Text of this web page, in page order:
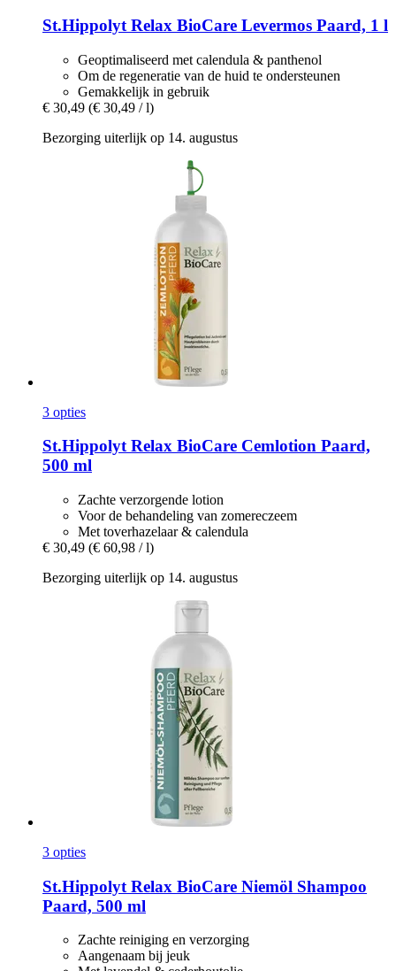
St.Hippolyt Relax BioCare Levermos Paard, 1 l
Geoptimaliseerd met calendula & panthenol
Om de regeneratie van de huid te ondersteunen
Gemakkelijk in gebruik
€ 30,49 (€ 30,49 / l)
Bezorging uiterlijk op 14. augustus
3 opties
St.HippolytRelax BioCare Cemlotion Paard,
500 ml
Zachte verzorgende lotion
Voor de behandeling van zomereczeem
Met toverhazelaar & calendula
€ 30,49 (€ 60,98 / l)
Bezorging uiterlijk op 14. augustus
3 opties
St.Hippolyt Relax BioCare Niemöl Shampoo
Paard, 500 ml
Zachte reiniging en verzorging
Aangenaam bij jeuk